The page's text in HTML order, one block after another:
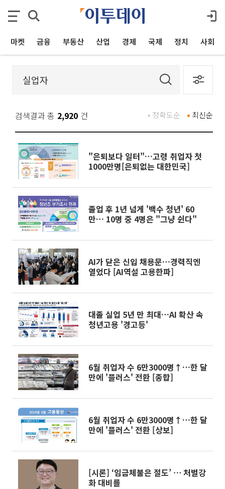
마켓 금융 부동산 산업 경제 국제 정치 사회
검색결과 총 2,920 건 최신순
정확도순
"은퇴보다 일터"…고령 취업자 첫
1000만명[은퇴없는 대한민국]
졸업 후 1년 넘게 '백수 청년' 60
만… 10명 중 4명은 "그냥 쉰다"
AI가 닫은 신입 채용문…경력직엔
열었다 [AI역설 고용한파]
대졸 실업 5년 만 최대…AI 확산 속
청년고용 '경고등'
6월 취업자 수 6만3000명↑…한 달
만에 '플러스' 전환 [종합]
6월 취업자 수 6만3000명↑…한 달
만에 '플러스' 전환 [상보]
[시론] ‘임금체불은 절도’ ⋯ 처벌강
화 대비를